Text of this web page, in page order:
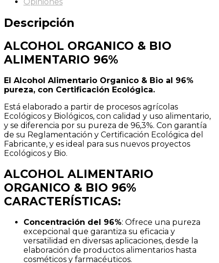
Opiniones
Descripción
ALCOHOL ORGANICO & BIO
ALIMENTARIO 96%
El Alcohol Alimentario Organico & Bio al 96%
pureza, con Certificación Ecológica.
Está elaborado a partir de procesos agrícolas
Ecológicos y Biológicos, con calidad y uso alimentario,
y se diferencia por su pureza de 96,3%. Con garantía
de su Reglamentación y Certificación Ecológica del
Fabricante, y es ideal para sus nuevos proyectos
Ecológicos y Bio.
ALCOHOL ALIMENTARIO
ORGANICO & BIO 96%
CARACTERÍSTICAS:
Concentración del 96%: Ofrece una pureza
excepcional que garantiza su eficacia y
versatilidad en diversas aplicaciones, desde la
elaboración de productos alimentarios hasta
cosméticos y farmacéuticos.